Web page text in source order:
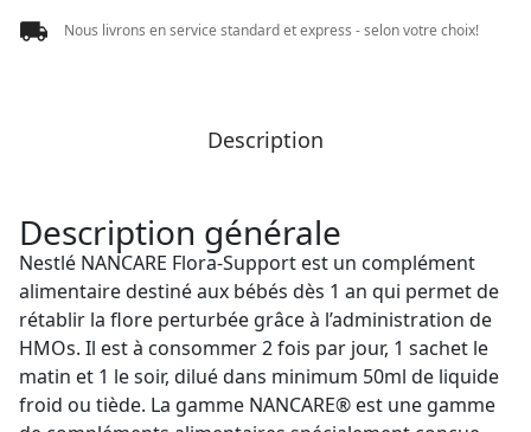
Nous livrons en service standard et express - selon votre choix!
Description
Description générale
Nestlé NANCARE Flora-Support est un complément
alimentaire destiné aux bébés dès 1 an qui permet de
rétablir la flore perturbée grâce à l’administration de
HMOs. Il est à consommer 2 fois par jour, 1 sachet le
matin et 1 le soir, dilué dans minimum 50ml de liquide
froid ou tiède. La gamme NANCARE® est une gamme